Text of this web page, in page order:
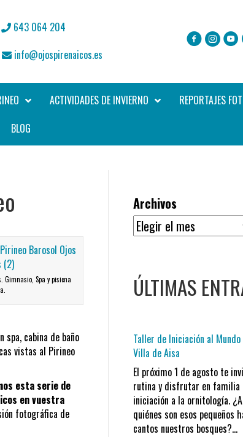
643 064 204
info@ojospirenaicos.es
ACTIVIDADES DE INVIERNO REPORTAJES
BLOG
Gimnasio, Spa y pisicna
cabina de baño
vistas al Pirineo
esta serie de
en vuestra
fotográfica de
Archivos
ÚLTIMAS
Taller de Iniciación al
Villa de Aisa
El próximo 1 de agosto te
rutina y disfrutar en familia
iniciación a la ornitología.
quiénes son esos pequeños
cantos nuestros bosques?…